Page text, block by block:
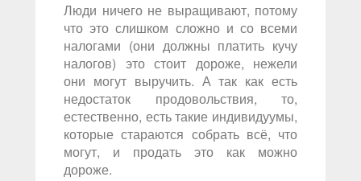
Люди ничего не выращивают, потому
что это слишком сложно и со всеми
налогами (они должны платить кучу
налогов) это стоит дороже, нежели
они могут выручить. А так как есть
недостаток продовольствия, то,
естественно, есть такие индивидуумы,
которые стараются собрать всё, что
могут, и продать это как можно
дороже.